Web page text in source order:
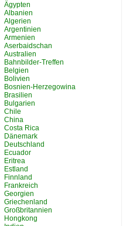
Ägypten
Albanien
Algerien
Argentinien
Armenien
Aserbaidschan
Australien
Bahnbilder-Treffen
Belgien
Bolivien
Bosnien-Herzegowina
Brasilien
Bulgarien
Chile
China
Costa Rica
Dänemark
Deutschland
Ecuador
Eritrea
Estland
Finnland
Frankreich
Georgien
Griechenland
Großbritannien
Hongkong